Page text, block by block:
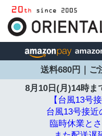
送料680円｜ご
8月10日(月)14時ま
【台風13号
台風13号接
臨時休業と